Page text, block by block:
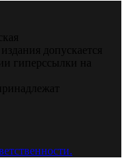
допускается
гиперссылки на